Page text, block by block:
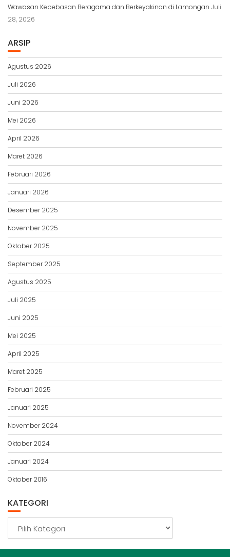
Wawasan Kebebasan Beragama dan Berkeyakinan di Lamongan Juli
28, 2026
ARSIP
Agustus 2026
Juli 2026
Juni 2026
Mei 2026
April 2026
Maret 2026
Februari 2026
Januari 2026
Desember 2025
November 2025
Oktober 2025
September 2025
Agustus 2025
Juli 2025
Juni 2025
Mei 2025
April 2025
Maret 2025
Februari 2025
Januari 2025
November 2024
Oktober 2024
Januari 2024
Oktober 2016
KATEGORI